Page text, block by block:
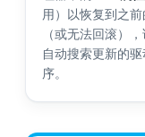
用）以恢复到之
（或无法回滚）
自动搜索更新的
序。